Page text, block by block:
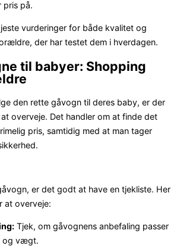
på.
vurderinger for både kvalitet og
der har testet dem i hverdagen.
til babyer: Shopping
den rette gåvogn til deres baby, er der
overveje. Det handler om at finde det
pris, samtidig med at man tager
er det godt at have en tjekliste. Her
at overveje:
Tjek, om gåvognens anbefaling passer
og vægt.